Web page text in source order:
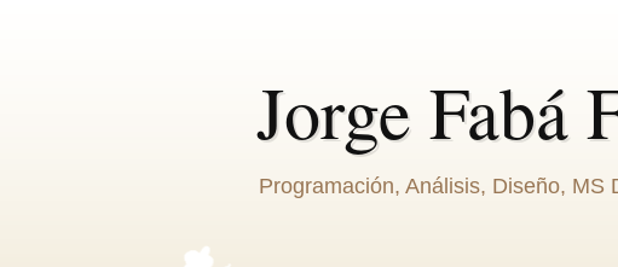
Jorge Fabá
Programación, Análisis, Diseño, MS